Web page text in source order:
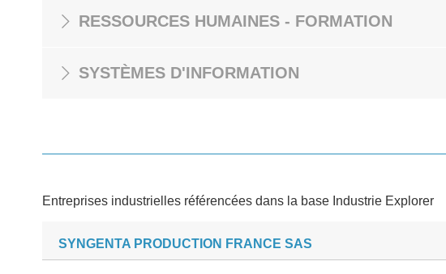
RESSOURCES HUMAINES - FORMATION
SYSTÈMES D'INFORMATION
Entreprises industrielles référencées dans la base Industrie Explorer
SYNGENTA PRODUCTION FRANCE SAS